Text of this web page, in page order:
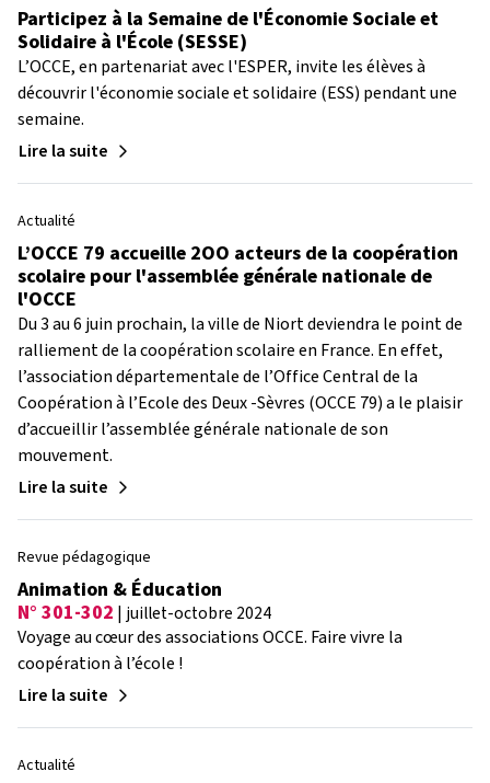
Participez à la Semaine de l'Économie Sociale et
Solidaire à l'École (SESSE)
L’OCCE, en partenariat avec l'ESPER, invite les élèves à
découvrir l'économie sociale et solidaire (ESS) pendant une
semaine.
Lire la suite
Actualité
L’OCCE 79 accueille 2OO acteurs de la coopération
scolaire pour l'assemblée générale nationale de
l'OCCE
Du 3 au 6 juin prochain, la ville de Niort deviendra le point de
ralliement de la coopération scolaire en France. En effet,
l’association départementale de l’Office Central de la
Coopération à l’Ecole des Deux -Sèvres (OCCE 79) a le plaisir
d’accueillir l’assemblée générale nationale de son
mouvement.
Lire la suite
Revue pédagogique
Animation & Éducation
N° 301-302 | juillet-octobre 2024
Voyage au cœur des associations OCCE. Faire vivre la
coopération à l’école !
Lire la suite
Actualité